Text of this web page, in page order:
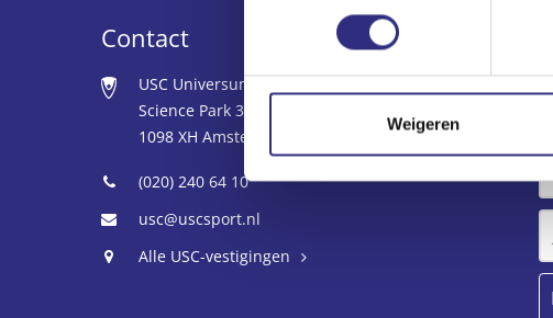
Weigeren
Contact
USC Universum
Science Park 306
1098 XH Amsterdam
(020) 240 64 10
usc@uscsport.nl
Alle USC-vestigingen